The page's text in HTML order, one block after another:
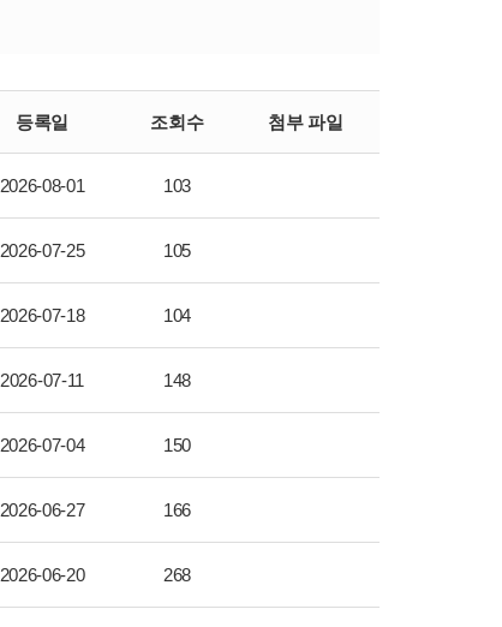
등록일 조회수 첨부 파일
2026-08-01 103
2026-07-25 105
2026-07-18 104
2026-07-11 148
2026-07-04 150
2026-06-27 166
2026-06-20 268